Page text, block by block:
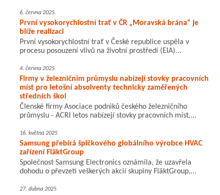
6. června 2025
První vysokorychlostní trať v ČR „Moravská brána“ je
blíže realizaci
První vysokorychlostní trať v České republice uspěla v
procesu posouzení vlivů na životní prostředí (EIA)...
4. června 2025
Firmy v železničním průmyslu nabízejí stovky pracovních
míst pro letošní absolventy technicky zaměřených
středních škol
Členské firmy Asociace podniků českého železničního
průmyslu - ACRI letos nabízejí stovky pracovních míst,...
16. května 2025
Samsung přebírá špičkového globálního výrobce HVAC
zařízení FläktGroup
Společnost Samsung Electronics oznámila, že uzavřela
dohodu o převzetí veškerých akcií skupiny FläktGroup,...
27. dubna 2025